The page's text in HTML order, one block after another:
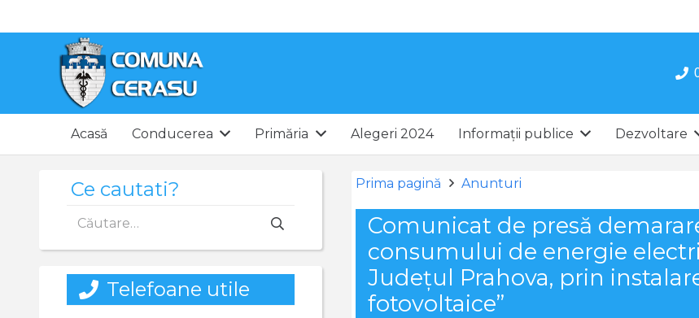
Acasă Conducerea Primăria Alegeri 2024 Informații publice Dezvoltare
Prima pagină Anunturi
Comunicat de presă
consumului de energie
Județul Prahova, prin
fotovoltaice”
Ce cautati?
după:
Telefoane utile